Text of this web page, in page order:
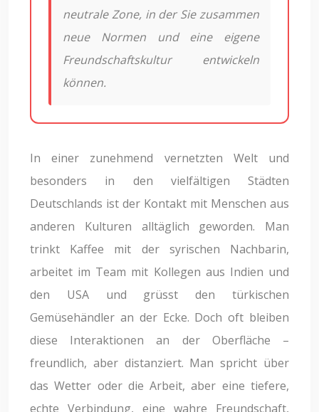
neutrale Zone, in der Sie zusammen
neue Normen und eine eigene
Freundschaftskultur entwickeln
können.
In einer zunehmend vernetzten Welt und
besonders in den vielfältigen Städten
Deutschlands ist der Kontakt mit Menschen aus
anderen Kulturen alltäglich geworden. Man
trinkt Kaffee mit der syrischen Nachbarin,
arbeitet im Team mit Kollegen aus Indien und
den USA und grüsst den türkischen
Gemüsehändler an der Ecke. Doch oft bleiben
diese Interaktionen an der Oberfläche –
freundlich, aber distanziert. Man spricht über
das Wetter oder die Arbeit, aber eine tiefere,
echte Verbindung, eine wahre Freundschaft,